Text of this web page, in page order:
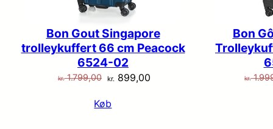
Bon Gout Singapore
trolleykuffert 66 cm Peacock
6524-02
kr.1.799,00 Den
pris
kr. 899,00
Køb
Bon
kr.